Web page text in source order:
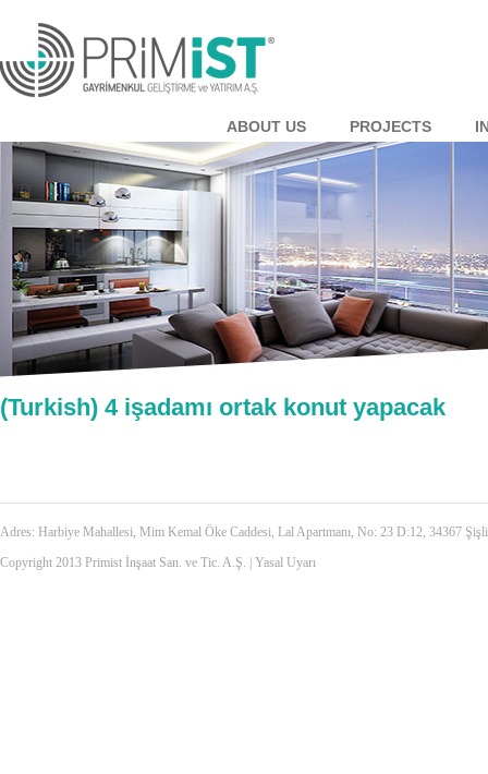
ABOUT US PROJECTS
(Turkish) 4 işadamı ortak konut yapacak
Adres: Harbiye Mahallesi, Mim Kemal Öke Caddesi, Lal Apartmanı, No: 23 D:12, 34367
Copyright 2013 Primist İnşaat San. ve Tic. A.Ş. | Yasal Uyarı